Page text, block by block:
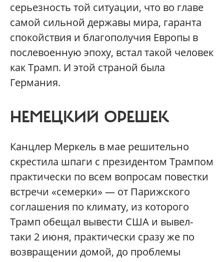
серьезность той ситуации, что во главе
самой сильной державы мира, гаранта
спокойствия и благополучия Европы в
послевоенную эпоху, встал такой человек
как Трамп. И этой страной была
Германия.
НЕМЕЦКИЙ ОРЕШЕК
Канцлер Меркель в мае решительно
скрестила шпаги с президентом Трампом
практически по всем вопросам повестки
встречи «семерки» — от Парижского
соглашения по климату, из которого
Трамп обещал вывести США и вывел-
таки 2 июня, практически сразу же по
возвращении домой, до проблемы